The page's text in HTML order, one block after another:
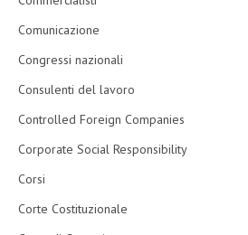
Comunicazione
Congressi nazionali
Consulenti del lavoro
Controlled Foreign Companies
Corporate Social Responsibility
Corsi
Corte Costituzionale